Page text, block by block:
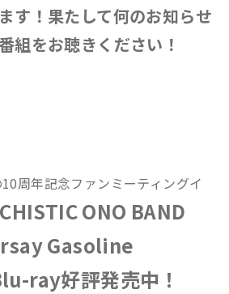
す！果たして何のお知らせ
組をお聴きください！
周年記念ファンミーティングイ
ONO BAND
Gasoline
ray好評発売中！